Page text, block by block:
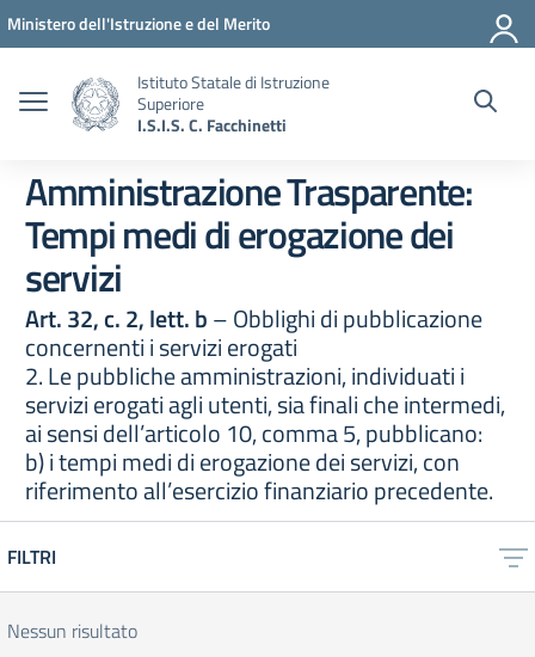
Vai ai contenuti
Vai al menu di navigazione
Vai al footer
Ministero dell'Istruzione e del Merito
Istituto Statale di Istruzione
Superiore
I.S.I.S. C. Facchinetti
Amministrazione Trasparente:
Tempi medi di erogazione dei
servizi
Art. 32, c. 2, lett. b– Obblighi di pubblicazione
concernenti i servizi erogati
2. Le pubbliche amministrazioni, individuati i
servizi erogati agli utenti, sia finali che intermedi,
ai sensi dell’articolo 10, comma 5, pubblicano:
b) i tempi medi di erogazione dei servizi, con
riferimento all’esercizio finanziario precedente.
FILTRI
Nessun risultato